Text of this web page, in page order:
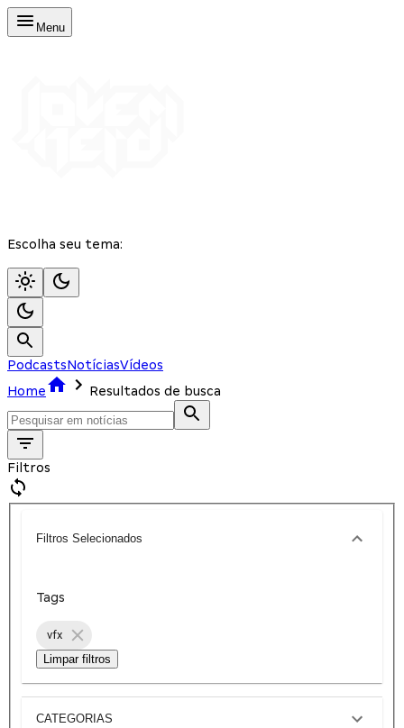
Menu
Escolha seu tema:
PodcastsNotíciasVídeos
Home
Resultados de busca
Filtros
Filtros Selecionados
Tags
vfx
Limpar filtros
CATEGORIAS